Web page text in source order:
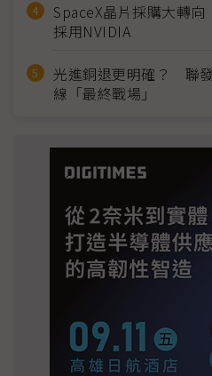
SpaceX晶片採購大轉
採用NVIDIA
光進銅退更明確？ 聯
線「最終戰場」